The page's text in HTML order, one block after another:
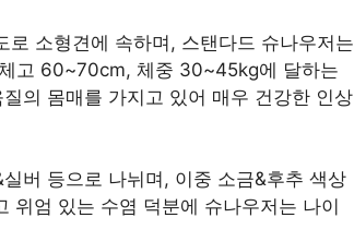
소형견에 속하며, 스탠다드 슈나우저는
고 60~70cm, 체중 30~45kg에 달하는
의 몸매를 가지고 있어 매우 건강한 인상
버 등으로 나뉘며, 이중 소금&후추 색상
위엄 있는 수염 덕분에 슈나우저는 나이